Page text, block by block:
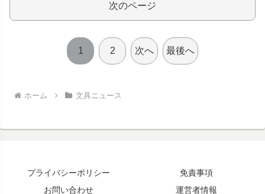
次のページ
1 2 次へ 最後へ
ホーム 文具ニュース
プライバシーポリシー
免責事項
お問い合わせ
運営者情報